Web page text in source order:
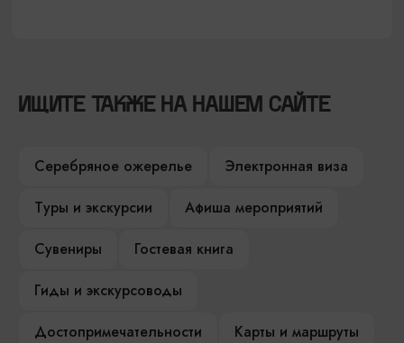
ИЩИТЕ ТАКЖЕ НА НАШЕМ САЙТЕ
Серебряное ожерелье
Электронная виза
Туры и экскурсии
Афиша мероприятий
Сувениры
Гостевая книга
Гиды и экскурсоводы
Достопримечательности
Карты и маршруты